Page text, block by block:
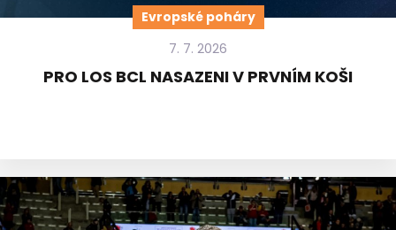
Evropské poháry
7. 7. 2026
PRO LOS BCL NASAZENI V PRVNÍM KOŠI